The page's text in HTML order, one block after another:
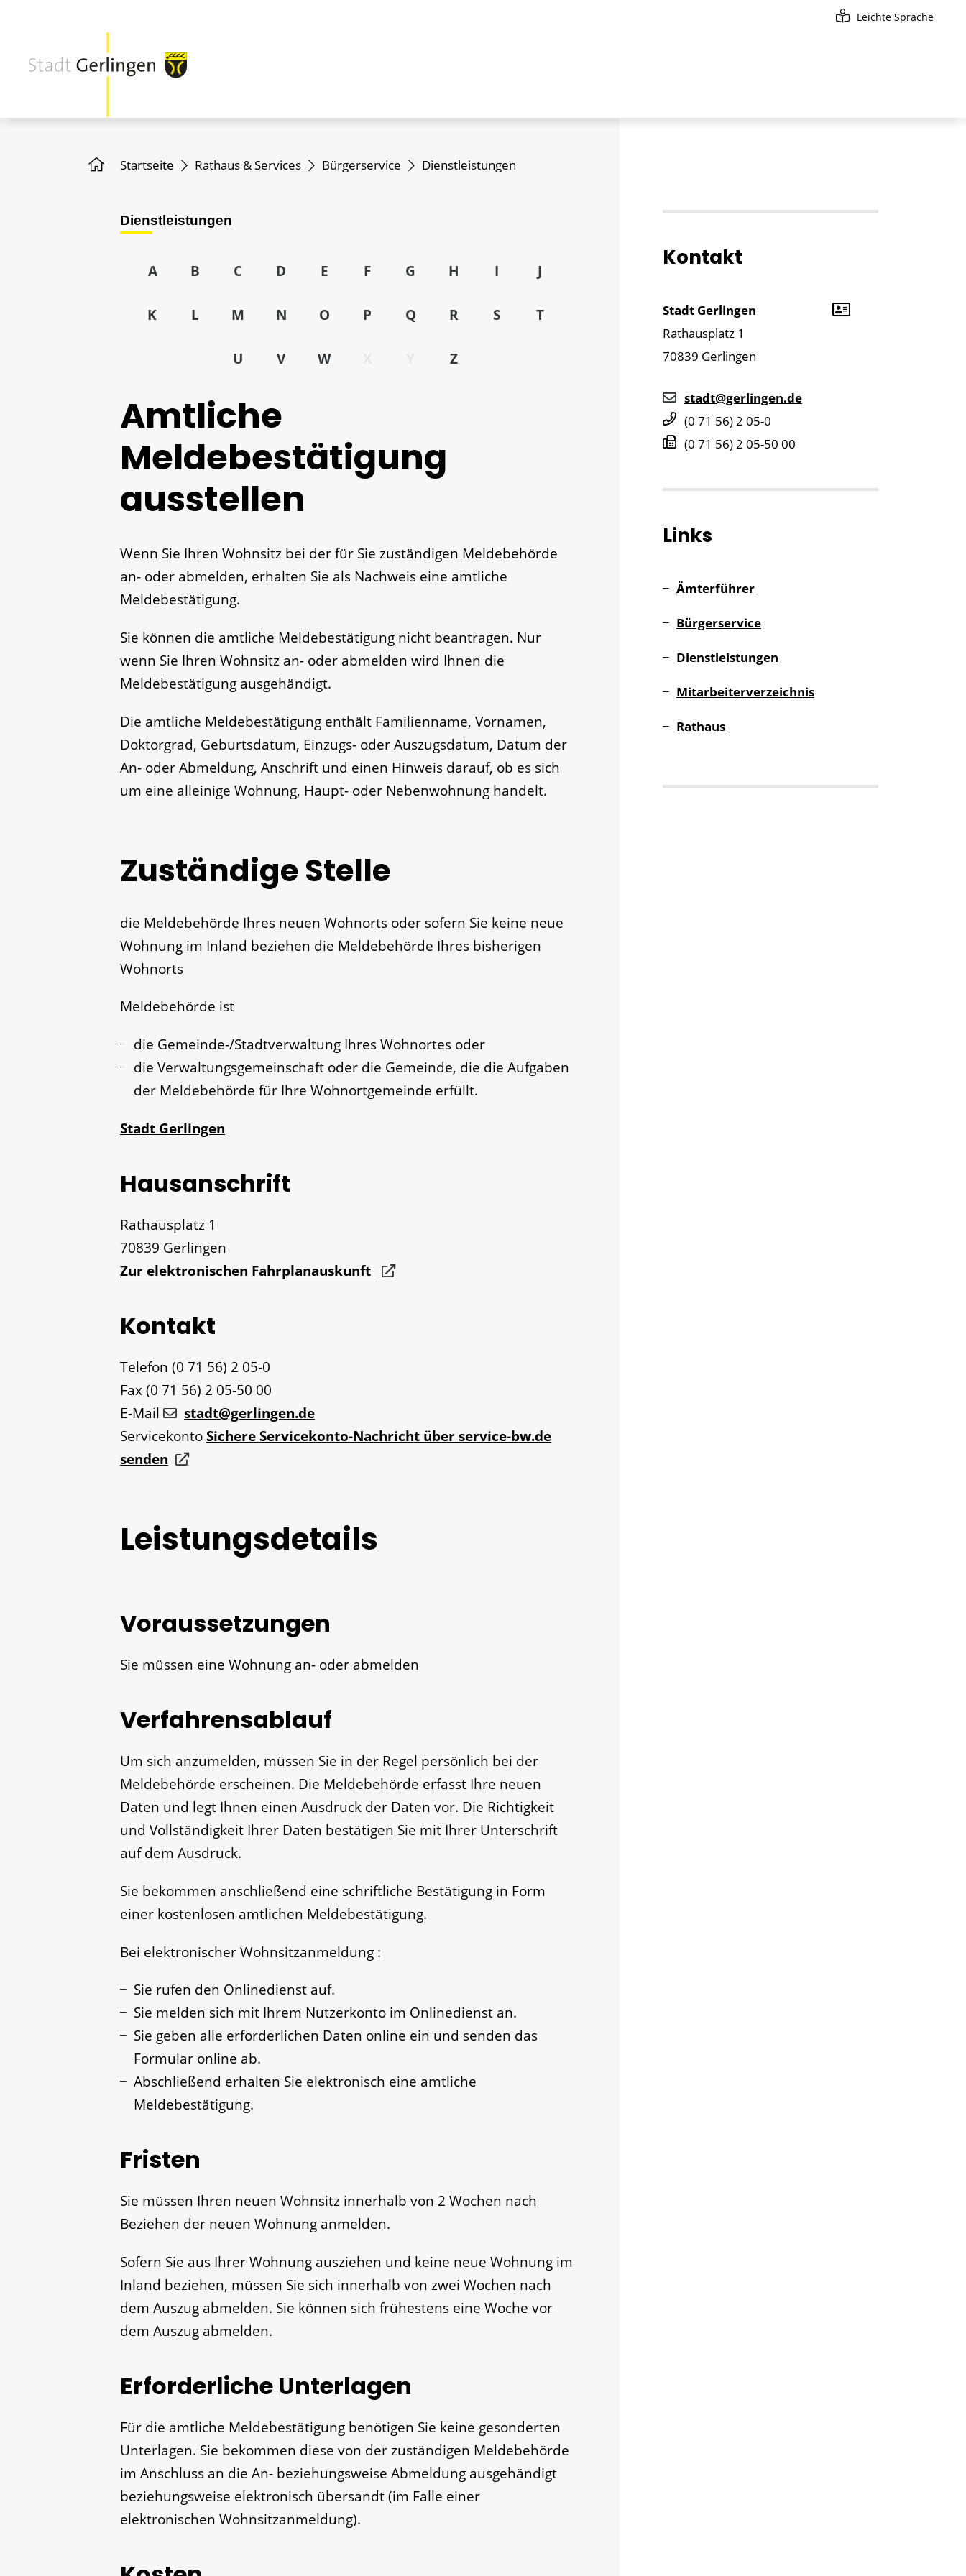
Leichte Sprache
Startseite Rathaus & Services Bürgerservice Dienstleistungen
Dienstleistungen
A B C D E F G H I J
K L M N O P Q R S T
U V W Z
Amtliche
Meldebestätigung
ausstellen
Wenn Sie Ihren Wohnsitz bei der für Sie zuständigen Meldebehörde
an- oder abmelden, erhalten Sie als Nachweis eine amtliche
Meldebestätigung.
Sie können die amtliche Meldebestätigung nicht beantragen. Nur
wenn Sie Ihren Wohnsitz an- oder abmelden wird Ihnen die
Meldebestätigung ausgehändigt.
Die amtliche Meldebestätigung enthält Familienname, Vornamen,
Doktorgrad, Geburtsdatum, Einzugs- oder Auszugsdatum, Datum der
An- oder Abmeldung, Anschrift und einen Hinweis darauf, ob es sich
um eine alleinige Wohnung, Haupt- oder Nebenwohnung handelt.
Zuständige Stelle
die Meldebehörde Ihres neuen Wohnorts oder sofern Sie keine neue
Wohnung im Inland beziehen die Meldebehörde Ihres bisherigen
Wohnorts
Meldebehörde ist
die Gemeinde-/Stadtverwaltung Ihres Wohnortes oder
die Verwaltungsgemeinschaft oder die Gemeinde, die die Aufgaben
der Meldebehörde für Ihre Wohnortgemeinde erfüllt.
Stadt Gerlingen
Hausanschrift
Rathausplatz 1
70839 Gerlingen
Zur elektronischen Fahrplanauskunft
Kontakt
Telefon (0 71 56) 2 05-0
Fax(0 71 56) 2 05-50 00
E-Mail
stadt@gerlingen.de
ServicekontoSichere Servicekonto-Nachricht über service-bw.de
senden
Leistungsdetails
Voraussetzungen
Sie müssen eine Wohnung an- oder abmelden
Verfahrensablauf
Um sich anzumelden, müssen Sie in der Regel persönlich bei der
Meldebehörde erscheinen. Die Meldebehörde erfasst Ihre neuen
Daten und legt Ihnen einen Ausdruck der Daten vor. Die Richtigkeit
und Vollständigkeit Ihrer Daten bestätigen Sie mit Ihrer Unterschrift
auf dem Ausdruck.
Sie bekommen anschließend eine schriftliche Bestätigung in Form
einer kostenlosen amtlichen Meldebestätigung.
Bei elektronischer Wohnsitzanmeldung :
Sie rufen den Onlinedienst auf.
Sie melden sich mit Ihrem Nutzerkonto im Onlinedienst an.
Sie geben alle erforderlichen Daten online ein und senden das
Formular online ab.
Abschließend erhalten Sie elektronisch eine amtliche
Meldebestätigung.
Fristen
Sie müssen Ihren neuen Wohnsitz innerhalb von 2 Wochen nach
Beziehen der neuen Wohnung anmelden.
Sofern Sie aus Ihrer Wohnung ausziehen und keine neue Wohnung im
Inland beziehen, müssen Sie sich innerhalb von zwei Wochen nach
dem Auszug abmelden. Sie können sich frühestens eine Woche vor
dem Auszug abmelden.
Erforderliche Unterlagen
Für die amtliche Meldebestätigung benötigen Sie keine gesonderten
Unterlagen. Sie bekommen diese von der zuständigen Meldebehörde
im Anschluss an die An- beziehungsweise Abmeldung ausgehändigt
beziehungsweise elektronisch übersandt (im Falle einer
elektronischen Wohnsitzanmeldung).
Kontakt
Stadt Gerlingen
Rathausplatz 1
70839 Gerlingen
stadt@gerlingen.de
(0 71 56) 2 05-0
(0 71 56) 2 05-50 00
Links
Ämterführer
Bürgerservice
Dienstleistungen
Mitarbeiterverzeichnis
Rathaus